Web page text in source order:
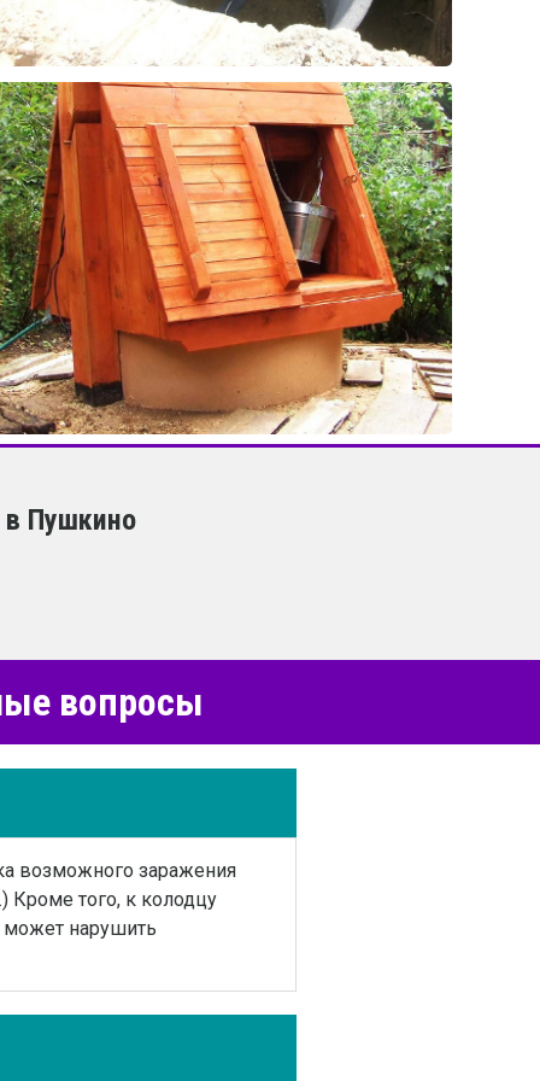
в Пушкино
вопросы
возможного заражения
Кроме того, к колодцу
может нарушить